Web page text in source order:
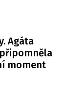
Agáta
moment